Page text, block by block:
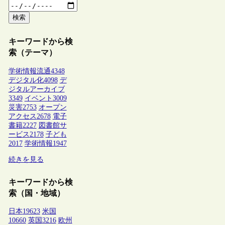
検索
キーワードから検
索（テーマ）
学術情報流通4348
デジタル化4098 デ
ジタルアーカイブ
3349 イベント 3009
災害2753 オープン
アクセス 2678 電子
書籍2227 図書館サ
ービス 2178 子ども
2017 学術情報1947
続きを見る
キーワードから検
索（国・地域）
日本19623 米国
10660 英国 3216 欧州